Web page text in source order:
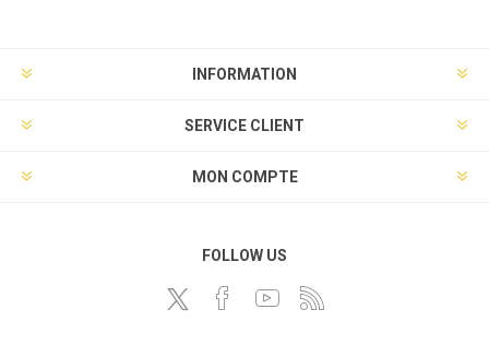
INFORMATION
SERVICE CLIENT
MON COMPTE
FOLLOW US